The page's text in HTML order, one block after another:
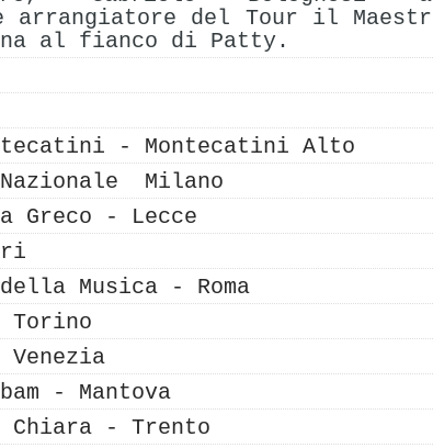
arrangiatore del Tour il
al fianco di Patty.
- Montecatini Alto
Milano
Greco - Lecce
Musica - Roma
Torino
- Mantova
Chiara - Trento